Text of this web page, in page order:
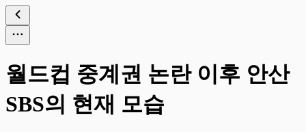
월드컵 중계권 논란 이후 안산
SBS의 현재 모습